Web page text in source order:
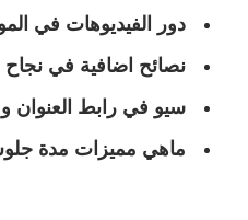
دور الفيديوهات في
نصائح اضافية في نجاح
سيو في رابط العنوان
ماهي مميزات مدة